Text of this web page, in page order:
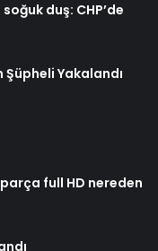
duş: CHP’de
Yakalandı
full HD nereden